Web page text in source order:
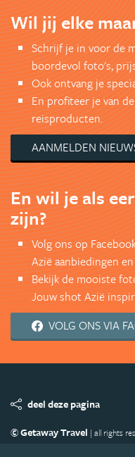
Wil jij elke
Schrijf je in voor de
boordevol foto's,
Ook ontvang je
En profiteer je van
reisproducten.
AANMELDEN
En wil je als
zijn?
Volg ons op
Azië aanbiedingen
Bekijk de mooiste
Jouw shot Azië
VOLG ONS VIA
deel deze pagina
© Getaway Travel | all rights